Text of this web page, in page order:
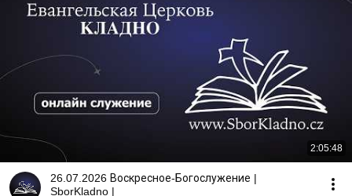
2:05:48
26.07.2026 Воскресное-Богослужение |
SborKladno |